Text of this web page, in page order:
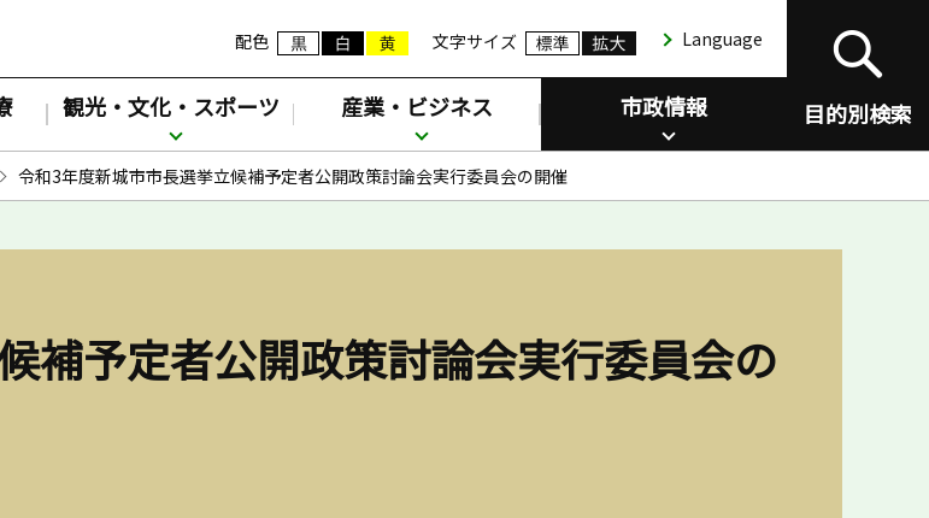
配色 文字サイズ Language
目的別検索
観光・文化・スポーツ 産業・ビジネス 市政情報
令和3年度新城市市長選挙立候補予定者公開政策討論会実行委員会の開催
補予定者公開政策討論会実行委員会の